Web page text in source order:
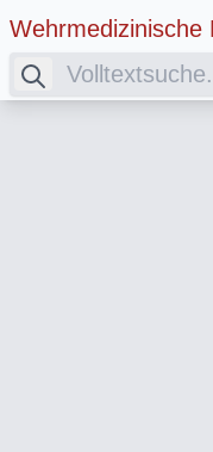
Wehrmedizinische